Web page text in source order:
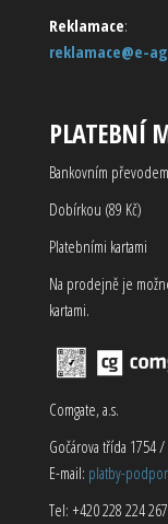
Reklamace:
reklamace@e-
PLATEBNÍ
Bankovním
Dobírkou (89 Kč)
Platebními kartami
Na prodejně je
kartami.
Comgate, a.s.
Gočárova třída 1754
E-mail: platby-
Tel: +420 228 224 267